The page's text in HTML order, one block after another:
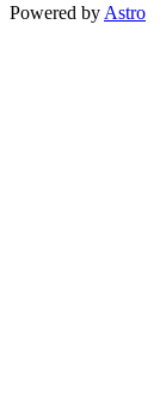
Powered by Astro